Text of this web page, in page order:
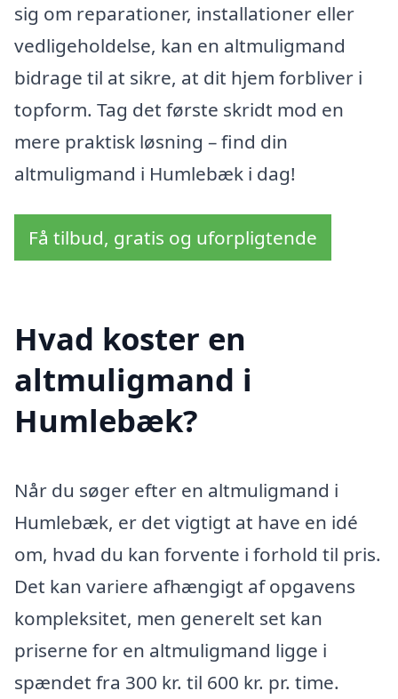
sig om reparationer, installationer eller
vedligeholdelse, kan en altmuligmand
bidrage til at sikre, at dit hjem forbliver i
topform. Tag det første skridt mod en
mere praktisk løsning – find din
altmuligmand i Humlebæk i dag!
Få tilbud, gratis og uforpligtende
Hvad koster en
altmuligmand i
Humlebæk?
Når du søger efter en altmuligmand i
Humlebæk, er det vigtigt at have en idé
om, hvad du kan forvente i forhold til pris.
Det kan variere afhængigt af opgavens
kompleksitet, men generelt set kan
priserne for en altmuligmand ligge i
spændet fra 300 kr. til 600 kr. pr. time.